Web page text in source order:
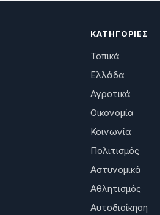
ΚΑΤΗΓΟΡΊΕΣ
Τοπικά
Ελλάδα
Αγροτικά
Οικονομία
Κοινωνία
Πολιτισμός
Αστυνομικά
Αθλητισμός
Αυτοδιοίκηση